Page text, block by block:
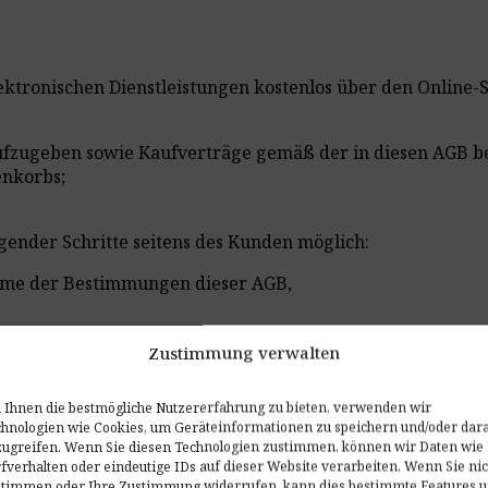
Zustimmung verwalten
Ihnen die bestmögliche Nutzererfahrung zu bieten, verwenden wir
wie Cookies, um Geräteinformationen zu speichern und/oder
Wenn Sie diesen Technologien zustimmen, können wir Daten
oder eindeutige IDs auf dieser Website verarbeiten. Wenn Sie
Dienstleistungen kostenlos über den Online-
sowie Kaufverträge gemäß der in diesen AGB
Schritte seitens des Kunden möglich:
der Bestimmungen dieser AGB,
Vor- und Nachname, E-Mail-Adresse sowie
die folgenden Bedingungen zusammen erfüllt sind: (i)
durch den Kunden (Übermittlung an den Verkäufer),
durch den Kunden durch Anklicken des
wird. Das Konto wird für einen unbegrenzten
verweigern, wenn der Kunde gegen die Bestimmungen